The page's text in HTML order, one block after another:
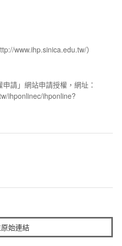
www.ihp.sinica.edu.tw/）
請」網站申請授權，網址：
ihponlinec/ihponline?
始連結